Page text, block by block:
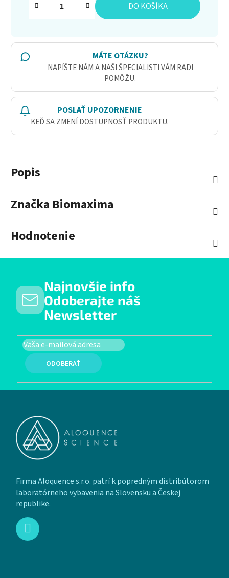
DO KOŠÍKA
MÁTE OTÁZKU?
NAPÍŠTE NÁM A NAŠI ŠPECIALISTI VÁM RADI
POMÔŽU.
POSLAŤ UPOZORNENIE
KEĎ SA ZMENÍ DOSTUPNOSŤ PRODUKTU.
Popis
Značka Biomaxima
Hodnotenie
Najnovšie info
Odoberajte náš
Newsletter
PRIHLÁSIŤ SA
Firma Aloquence s.r.o. patrí k popredným distribútorom
laboratórneho vybavenia na Slovensku a Českej
republike.